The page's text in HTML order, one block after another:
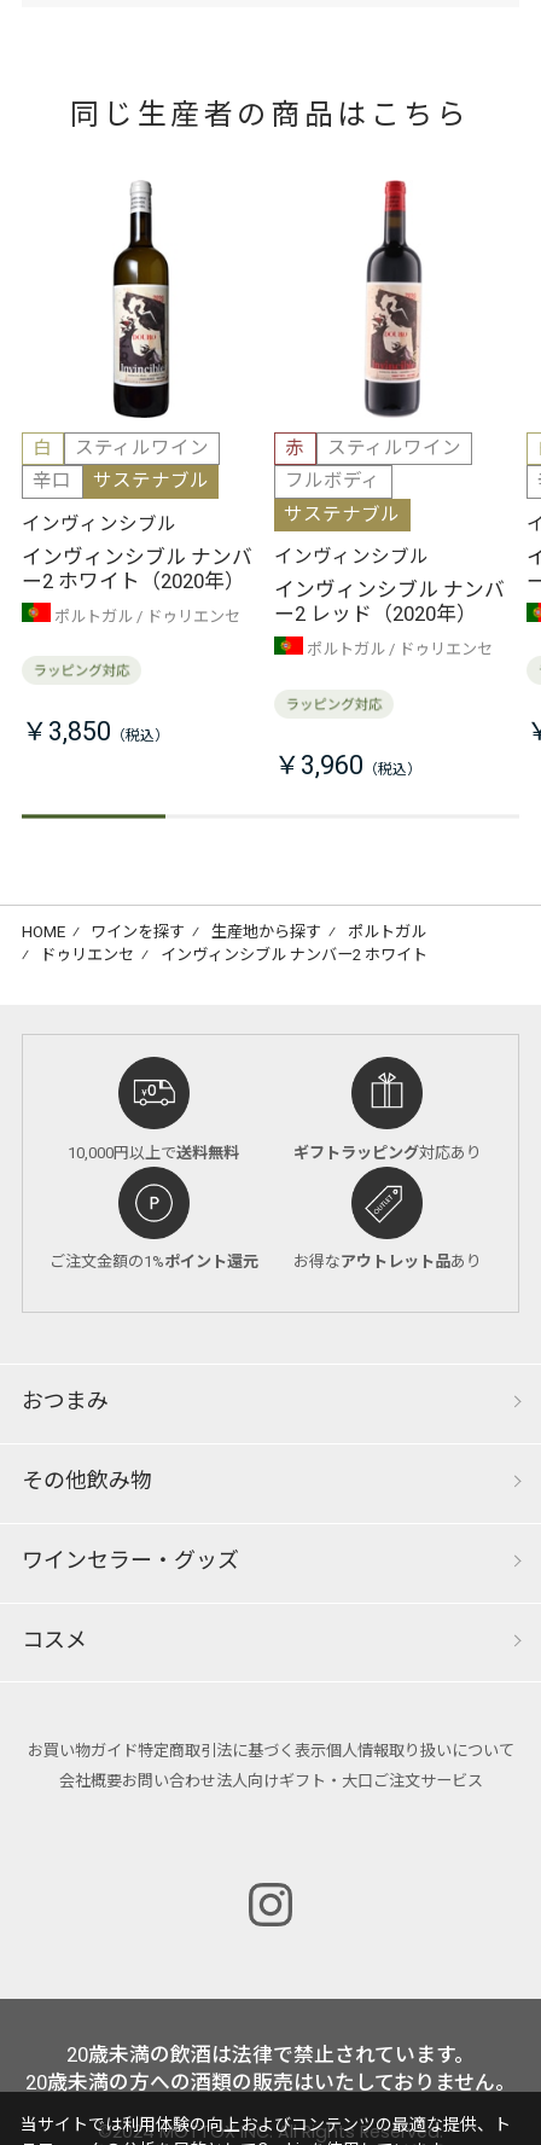
同じ生産者の商品はこちら
白
スティルワイン
辛口
サステナブル
インヴィンシブル
インヴィンシブル ナンバ
ー2 ホワイト（2020年）
ポルトガル ドゥリエンセ
￥3,850
赤
スティルワイン
フルボディ
サステナブル
インヴィンシブル
インヴィンシブル ナンバ
ー2 レッド（2020年）
ポルトガル ドゥリエンセ
￥3,960
HOME ⁄ ワインを探す ⁄ 生産地から探す ⁄ ポルトガル
⁄
ドゥリエンセ ⁄ インヴィンシブル ナンバー2 ホワイト
10,000円以上で送料無料 ギフトラッピング対応あり
ご注文金額の1%ポイント還元 お得なアウトレット品あり
おつまみ
その他飲み物
ワインセラー・グッズ
コスメ
お買い物ガイド特定商取引法に基づく表示個人情報取り扱いについて
会社概要お問い合わせ法人向けギフト・大口ご注文サービス
20歳未満の飲酒は法律で禁止されています。
20歳未満の方への酒類の販売はいたしておりません。
©2024 MOTTOX INC. All Rights Reserved.
当サイトでは利用体験の向上およびコンテンツの最適な提供、ト